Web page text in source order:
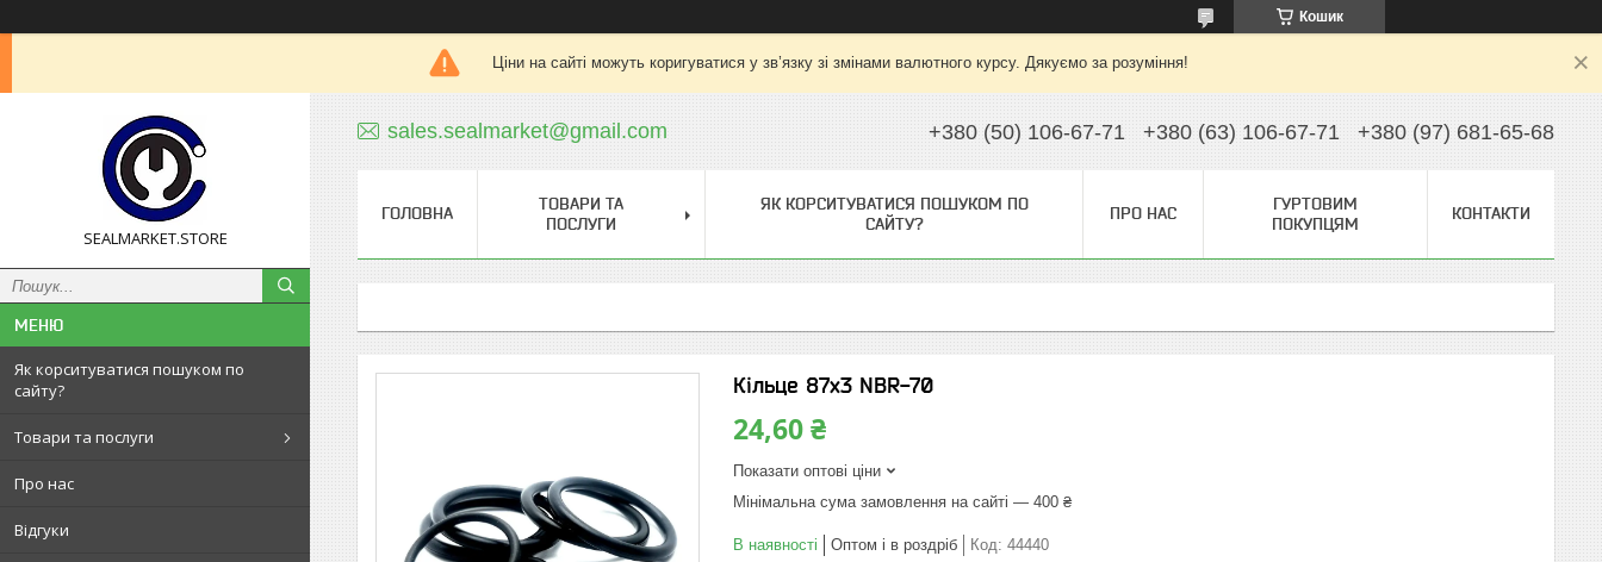
Кошик
Ціни на сайті можуть коригуватися у зв’язку зі змінами валютного курсу. Дякуємо за розуміння!
SEALMARKET.STORE
Як корситуватися пошуком по
сайту?
Товари та послуги
Про нас
Відгуки
sales.sealmarket@gmail.com +380 (50) 106-67-71 +380 (63) 106-67-71 +380 (97) 681-65-68
ГОЛОВНА
ТОВАРИ ТА
ПОСЛУГИ
ЯК КОРСИТУВАТИСЯ ПОШУКОМ ПО
САЙТУ?
ПРО НАС
ГУРТОВИМ
ПОКУПЦЯМ
КОНТАКТИ
Кільце 87х3 NBR-70
24,60 ₴
Показати оптові ціни
Мінімальна сума замовлення на сайті — 400 ₴
В наявності Оптом і в роздріб Код: 44440